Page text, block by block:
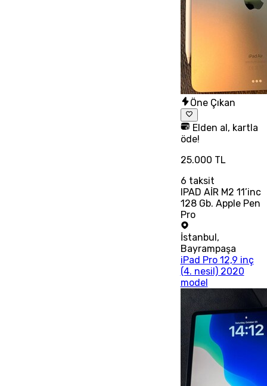
Öne Çıkan
Elden al, kartla
öde!
25.000 TL
6 taksit
IPAD AİR M2 11’inc
128 Gb. Apple Pen
Pro
İstanbul ,
Bayrampaşa
iPad Pro 12,9 inç
(4. nesil) 2020
model